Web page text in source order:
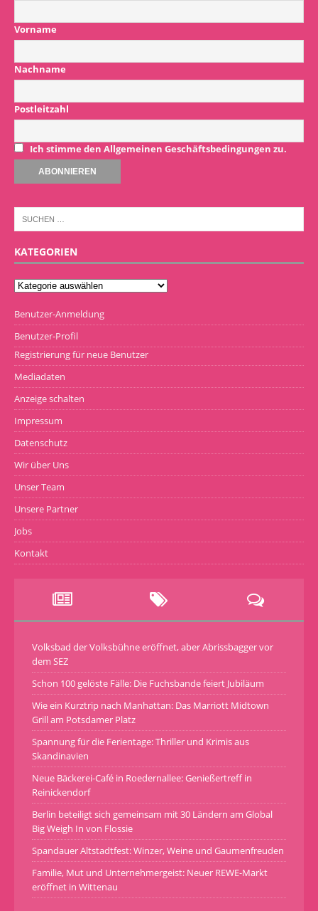
Vorname
Nachname
Postleitzahl
Ich stimme den Allgemeinen Geschäftsbedingungen zu.
KATEGORIEN
Benutzer-Anmeldung
Benutzer-Profil
Registrierung für neue Benutzer
Mediadaten
Anzeige schalten
Impressum
Datenschutz
Wir über Uns
Unser Team
Unsere Partner
Jobs
Kontakt
Volksbad der Volksbühne eröffnet, aber Abrissbagger vor
dem SEZ
Schon 100 gelöste Fälle: Die Fuchsbande feiert Jubiläum
Wie ein Kurztrip nach Manhattan: Das Marriott Midtown
Grill am Potsdamer Platz
Spannung für die Ferientage: Thriller und Krimis aus
Skandinavien
Neue Bäckerei-Café in Roedernallee: Genießertreff in
Reinickendorf
Berlin beteiligt sich gemeinsam mit 30 Ländern am Global
Big Weigh In von Flossie
Spandauer Altstadtfest: Winzer, Weine und Gaumenfreuden
Familie, Mut und Unternehmergeist: Neuer REWE-Markt
eröffnet in Wittenau